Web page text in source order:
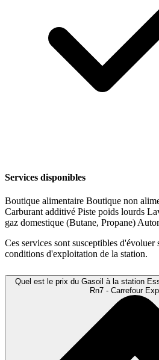
Services disponibles
Boutique alimentaire Boutique non
Carburant additivé Piste poids lourds
gaz domestique (Butane, Propane)
Ces services sont susceptibles d'évoluer
conditions d'exploitation de la station.
Quel est le prix du Gasoil à la station
Rn7 - Carrefour